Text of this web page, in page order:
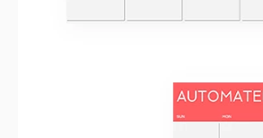
automaticamente i giorni della